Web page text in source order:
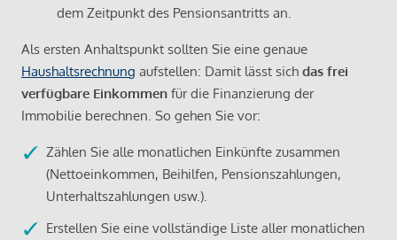
dem Zeitpunkt des Pensionsantritts an.
Als ersten Anhaltspunkt sollten Sie eine genaue
Haushaltsrechnung aufstellen: Damit lässt sich das frei
verfügbare Einkommen für die Finanzierung der
Immobilie berechnen. So gehen Sie vor:
Zählen Sie alle monatlichen Einkünfte zusammen
(Nettoeinkommen, Beihilfen, Pensionszahlungen,
Unterhaltszahlungen usw.).
Erstellen Sie eine vollständige Liste aller monatlichen